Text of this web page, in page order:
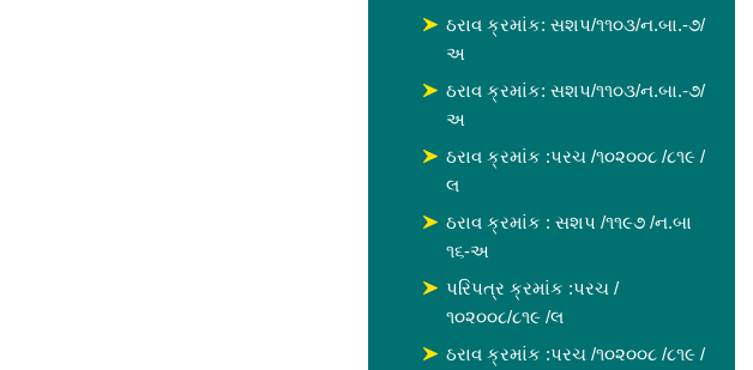
ઠરાવ ક્રમાંક: સશપ/૧૧૦૩/ન.બા.-૭/
અ
ઠરાવ ક્રમાંક: સશપ/૧૧૦૩/ન.બા.-૭/
અ
ઠરાવ ક્રમાંક :પરચ /૧૦૨૦૦૮ /૮૧૯ /
લ
ઠરાવ ક્રમાંક : સશપ /૧૧૯૭ /ન.બા
૧૬-અ
પરિપત્ર ક્રમાંક :પરચ /
૧૦૨૦૦૮/૮૧૯ /લ
ઠરાવ ક્રમાંક :પરચ /૧૦૨૦૦૮ /૮૧૯ /